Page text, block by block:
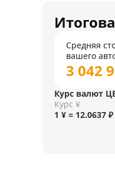
Средняя
вашего
3 042
Курс валют
Курс ¥
1 ¥ = 12.0637 ₽